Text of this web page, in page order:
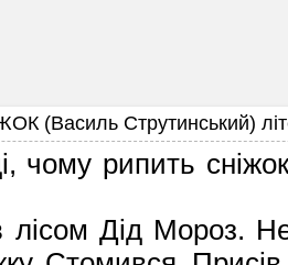
(Василь Струтинський)
рипить
Дід Мороз.